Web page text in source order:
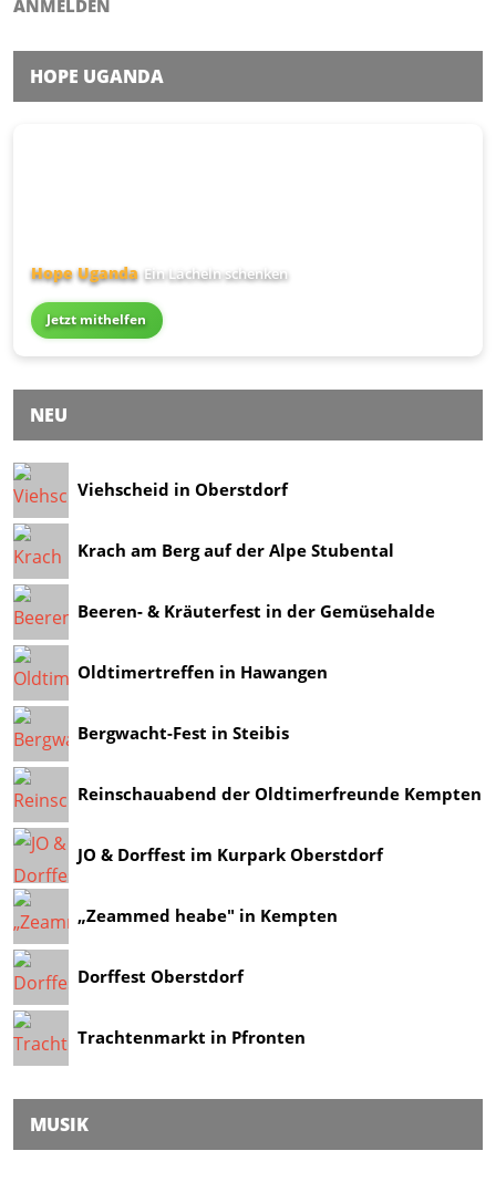
ANMELDEN
HOPE UGANDA
Hope Uganda Ein Lächeln schenken
Jetzt mithelfen
NEU
Viehscheid in Oberstdorf
Krach am Berg auf der Alpe Stubental
Beeren- & Kräuterfest in der Gemüsehalde
Oldtimertreffen in Hawangen
Bergwacht-Fest in Steibis
Reinschauabend der Oldtimerfreunde Kempten
JO & Dorffest im Kurpark Oberstdorf
„Zeammed heabe" in Kempten
Dorffest Oberstdorf
Trachtenmarkt in Pfronten
MUSIK